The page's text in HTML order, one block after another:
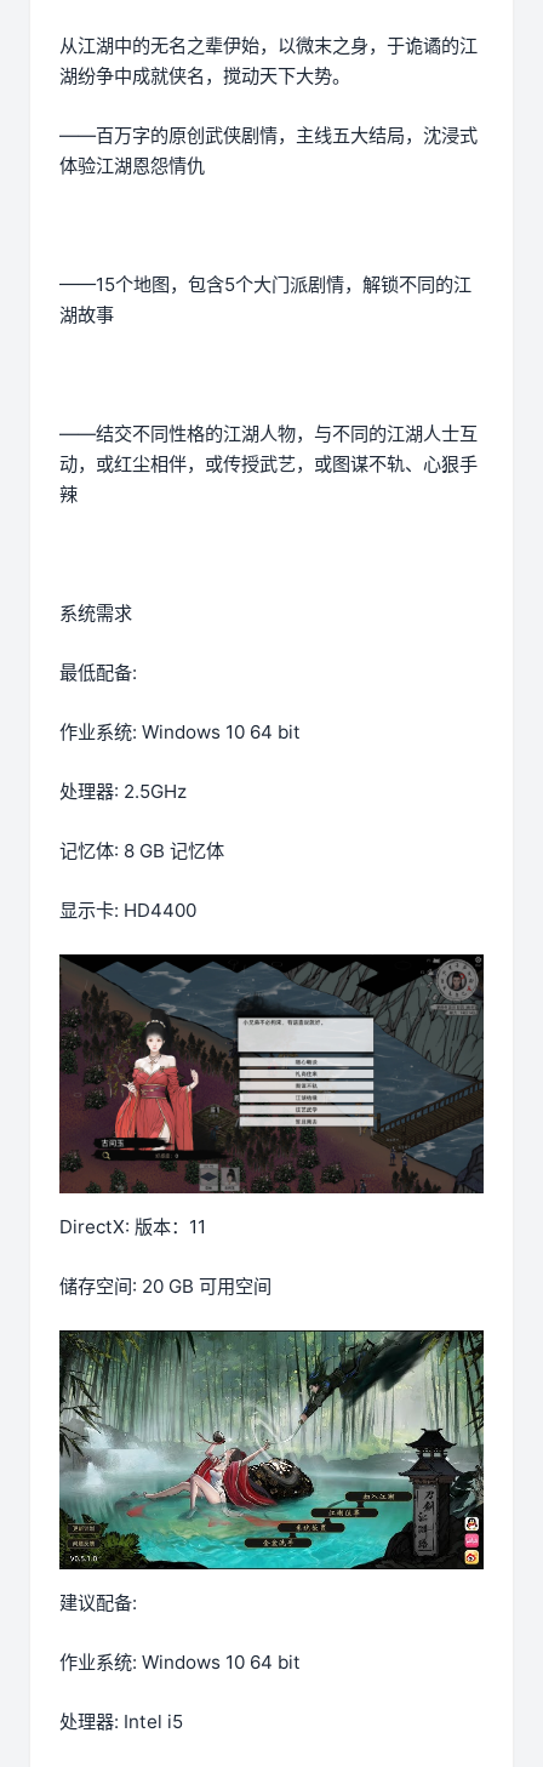
从江湖中的无名之辈伊始，以微末之身，于诡谲的江
湖纷争中成就侠名，搅动天下大势。
——百万字的原创武侠剧情，主线五大结局，沈浸式
体验江湖恩怨情仇
——15个地图，包含5个大门派剧情，解锁不同的江
湖故事
——结交不同性格的江湖人物，与不同的江湖人士互
动，或红尘相伴，或传授武艺，或图谋不轨、心狠手
辣
系统需求
最低配备:
作业系统: Windows 10 64 bit
处理器: 2.5GHz
记忆体: 8 GB 记忆体
显示卡: HD4400
DirectX: 版本：11
储存空间: 20 GB 可用空间
建议配备:
作业系统: Windows 10 64 bit
处理器: Intel i5